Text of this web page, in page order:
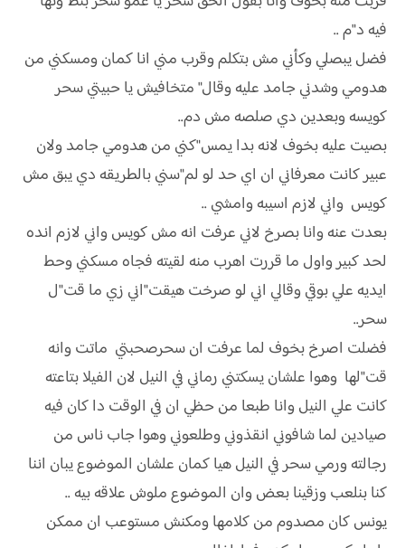
فيه د"م ..
فضل يبصلي وكأني مش بتكلم وقرب مني انا كمان ومسكني من
هدومي وشدني جامد عليه وقال" متخافيش يا حبيتي سحر
كويسه وبعدين دي صلصه مش دم..
بصيت عليه بخوف لانه بدا يمس"كني من هدومي جامد ولان
عبير كانت معرفاني ان اي حد لو لم"سني بالطريقه دي يبق مش
كويس واني لازم اسيبه وامشي ..
بعدت عنه وانا بصرخ لاني عرفت انه مش كويس واني لازم انده
لحد كبير واول ما قررت اهرب منه لقيته فجاه مسكني وحط
ايديه علي بوقي وقالي اني لو صرخت هيقت"اني زي ما قت"ل
سحر..
فضلت اصرخ بخوف لما عرفت ان سحرصحبتي ماتت وانه
قت"لها وهوا علشان يسكتني رماني في النيل لان الفيلا بتاعته
كانت علي النيل وانا طبعا من حظي ان في الوقت دا كان فيه
صيادين لما شافوني انقذوني وطلعوني وهوا جاب ناس من
رجالته ورمي سحر في النيل هيا كمان علشان الموضوع يبان اننا
كنا بنلعب وزقينا بعض وان الموضوع ملوش علاقه بيه ..
يونس كان مصدوم من كلامها ومكنش مستوعب ان ممكن